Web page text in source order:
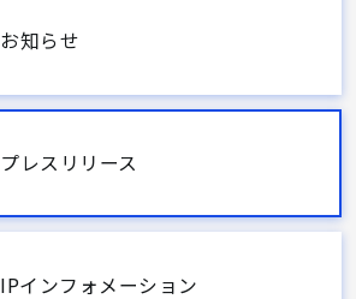
お知らせ
プレスリリース
IPインフォメーション